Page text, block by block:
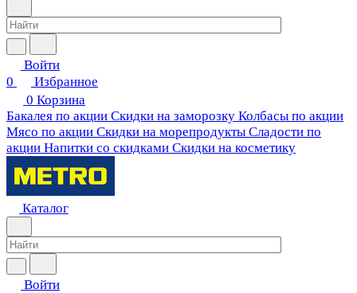
Войти
0
Избранное
0 Корзина
Бакалея по акции Скидки на заморозку Колбасы по акции
Мясо по акции Скидки на морепродукты Сладости по
акции Напитки со скидками Скидки на косметику
Каталог
Войти